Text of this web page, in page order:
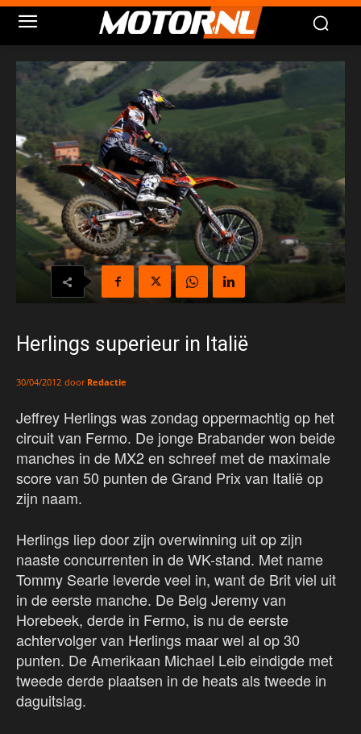
Herlings superieur in Italië
30/04/2012 door Redactie
Jeffrey Herlings was zondag oppermachtig op het
circuit van Fermo. De jonge Brabander won beide
manches in de MX2 en schreef met de maximale
score van 50 punten de Grand Prix van Italië op
zijn naam.
Herlings liep door zijn overwinning uit op zijn
naaste concurrenten in de WK-stand. Met name
Tommy Searle leverde veel in, want de Brit viel uit
in de eerste manche. De Belg Jeremy van
Horebeek, derde in Fermo, is nu de eerste
achtervolger van Herlings maar wel al op 30
punten. De Amerikaan Michael Leib eindigde met
tweede derde plaatsen in de heats als tweede in
daguitslag.